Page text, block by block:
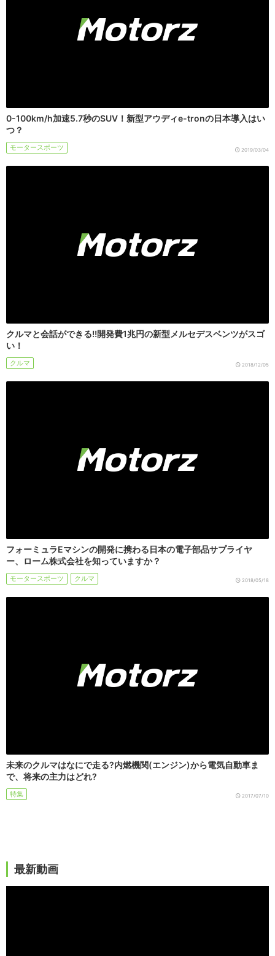
0-100km/h加速5.7秒のSUV！新型アウディe-tronの日本導入はい
つ？
モータースポーツ 2019/03/04
クルマと会話ができる!!開発費1兆円の新型メルセデスベンツがスゴ
い！
クルマ 2018/12/05
フォーミュラEマシンの開発に携わる日本の電子部品サプライヤ
ー、ローム株式会社を知っていますか？
モータースポーツ クルマ 2018/05/18
未来のクルマはなにで走る?内燃機関(エンジン)から電気自動車ま
で、将来の主力はどれ?
特集 2017/07/10
最新動画